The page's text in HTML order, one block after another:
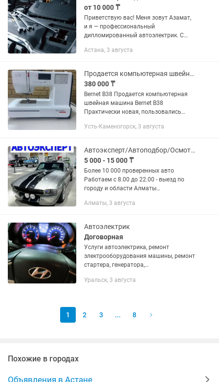
от 10 000 ₸
Приветствую вас! Меня зовут Азамат,
и я — профессиональный
дипломированный автоэлектрик. С
автоэлектрике и ремонте двигателей
Астана, 3 августа
Продается компьютерная швейная машина Bernet B38
380 000 ₸
Bernet B38 Продается компьютерная
швейная машина Bernet B38
Практически новая, пользовались
Выполняет 394 вида строчек Есть
вдевание...
Усть-Каменогорск, 3 августа
Автоэксперт/Автоподбор/Осмотор авто
5 000 - 15 000 ₸
Более 10 000 проверенных авто
Работаем с 8.00 до 22.00 - выезд по
городу и области Алматы
Компьютерная диагностика Сверка
юридической...
Алматы, 3 августа
Автоэлектрик
Договорная
Услуги автоэлектрика, ремонт
электрооборудования машины, ремонт
стартера, генератора,
сигнализации, компьютерная
Уральск, 3 августа
1 2 3 ... 8
Похожие в городах
Объявления в Астане